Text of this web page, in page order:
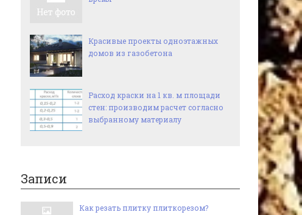
Красивые проекты одноэтажных
домов из газобетона
Расход краски на 1 кв. м площади
стен: производим расчет согласно
выбранному материалу
Записи
Как резать плитку плиткорезом?